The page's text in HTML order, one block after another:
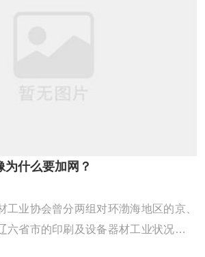
什么要加网？
工业协会曾分两组对环渤海地区的京、
六省市的印刷及设备器材工业状况进行